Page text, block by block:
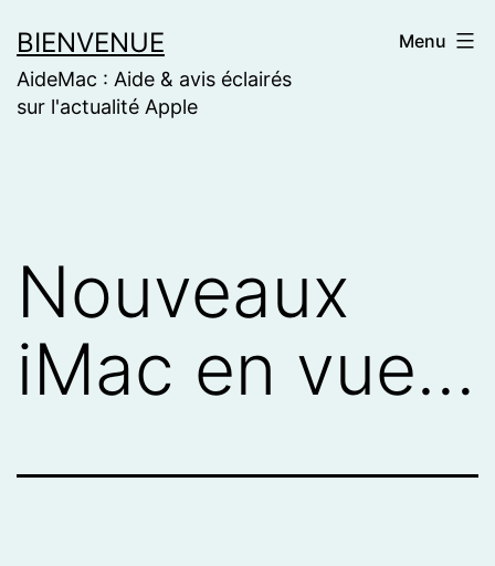
to
content
BIENVENUE
AideMac : Aide & avis éclairés
sur l'actualité Apple
Menu
Nouveaux
iMac en vue…